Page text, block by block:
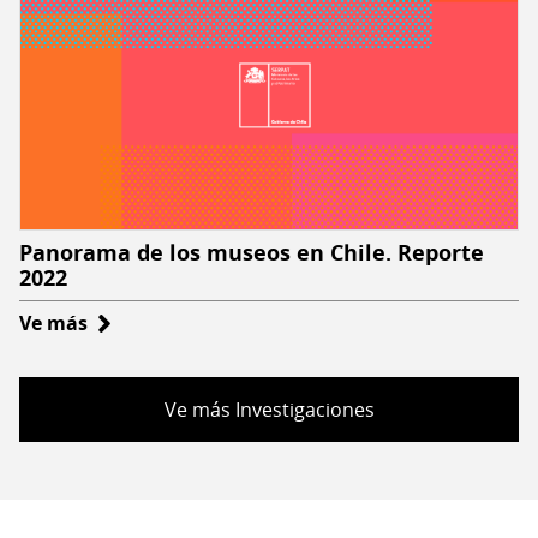
Panorama de los museos en Chile. Reporte
2022
Ve más sobre
de
museos
Ve más Investigaciones